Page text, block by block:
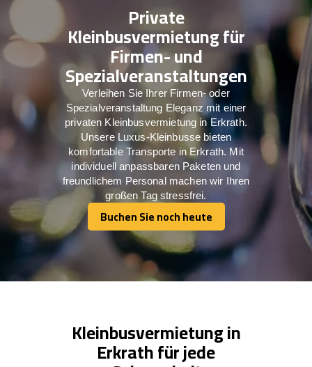
Private
Kleinbusvermietung für
Firmen- und
Spezialveranstaltungen
Verleihen Sie Ihrer Firmen- oder
Spezialveranstaltung Eleganz mit einer
privaten Kleinbusvermietung in Erkrath.
Unsere Luxus-Kleinbusse bieten
komfortable Transporte in Erkrath. Mit
individuell anpassbaren Paketen und
freundlichem Personal machen wir Ihren
großen Tag stressfrei.
Buchen Sie noch heute
Buchen Sie noch heute
Kleinbusvermietung in
Erkrath für jede